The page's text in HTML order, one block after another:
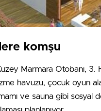
komşu
Marmara Otobanı, 3.
havuzu, çocuk oyun
ve sauna gibi sosyal